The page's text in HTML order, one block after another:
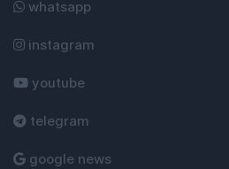
whatsapp
instagram
youtube
telegram
google news